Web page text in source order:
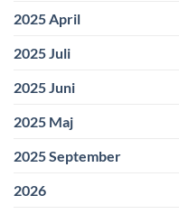
2025 April
2025 Juli
2025 Juni
2025 Maj
2025 September
2026